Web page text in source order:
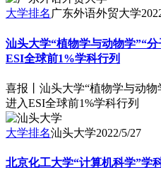
大学排名 广东外语外贸大学
汕头大学“植物学与动物学”“
ESI全球前1%学科行列
喜报丨汕头大学“植物学与动
进入ESI全球前1%学科行列
大学排名汕头大学2022/5/27
北京化工大学“计算机科学”学